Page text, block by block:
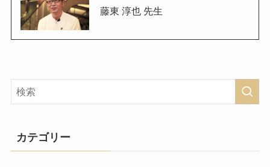
藤東 淳也 先生
カテゴリー